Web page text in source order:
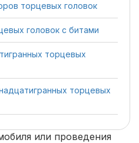
торцевых головок
головок с битами
торцевых
торцевых
или проведения